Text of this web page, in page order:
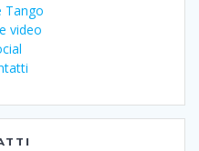
Tango
video